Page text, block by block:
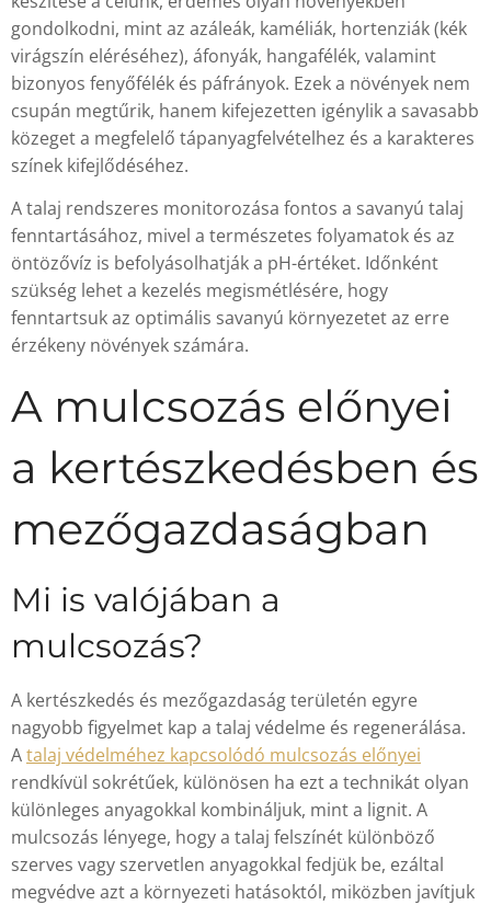
gondolkodni, mint az azáleák, kaméliák, hortenziák (kék
virágszín eléréséhez), áfonyák, hangafélék, valamint
bizonyos fenyőfélék és páfrányok. Ezek a növények nem
csupán megtűrik, hanem kifejezetten igénylik a savasabb
közeget a megfelelő tápanyagfelvételhez és a karakteres
színek kifejlődéséhez.
A talaj rendszeres monitorozása fontos a savanyú talaj
fenntartásához, mivel a természetes folyamatok és az
öntözővíz is befolyásolhatják a pH-értéket. Időnként
szükség lehet a kezelés megismétlésére, hogy
fenntartsuk az optimális savanyú környezetet az erre
érzékeny növények számára.
A mulcsozás előnyei
a kertészkedésben és
mezőgazdaságban
Mi is valójában a
mulcsozás?
A kertészkedés és mezőgazdaság területén egyre
nagyobb figyelmet kap a talaj védelme és regenerálása.
Atalaj védelméhez kapcsolódó mulcsozás előnyei
rendkívül sokrétűek, különösen ha ezt a technikát olyan
különleges anyagokkal kombináljuk, mint a lignit. A
mulcsozás lényege, hogy a talaj felszínét különböző
szerves vagy szervetlen anyagokkal fedjük be, ezáltal
megvédve azt a környezeti hatásoktól, miközben javítjuk